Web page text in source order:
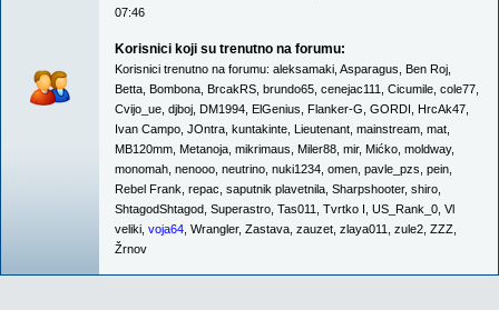
07:46
Korisnici koji su trenutno na forumu:
Korisnici trenutno na forumu: aleksamaki Asparagus Ben Roj
Betta Bombona BrcakRS brundo65 cenejac111 Cicumile cole77
Cvijo_ue djboj DM1994 ElGenius Flanker-G GORDI HrcAk47
Ivan Campo JOntra kuntakinte Lieutenant mainstream mat
MB120mm Metanoja mikrimaus Miler88 mir, Mićko moldway,
monomah nenooo neutrino nuki1234 omen pavle_pzs pein
Rebel Frank repac saputnik plavetnila Sharpshooter, shiro
ShtagodShtagod Superastro Tas011 Tvrtko I US_Rank_0 Vl
veliki voja64 Wrangler, Zastava zauzet zlaya011 zule2 ZZZ
Žrnov